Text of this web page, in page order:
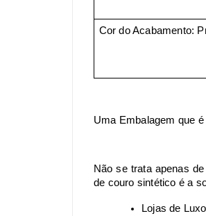
Cor do Acabamento:
Uma Embalagem que
Não se trata apenas
de couro sintético é a
Lojas de